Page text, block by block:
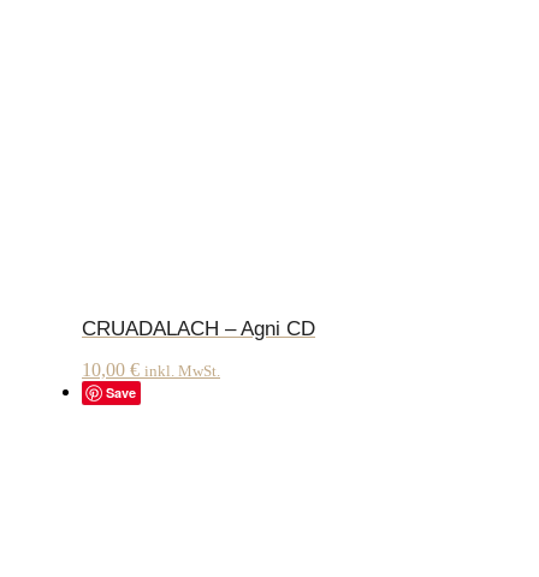
CRUADALACH – Agni CD
10,00 € inkl. MwSt.
Save